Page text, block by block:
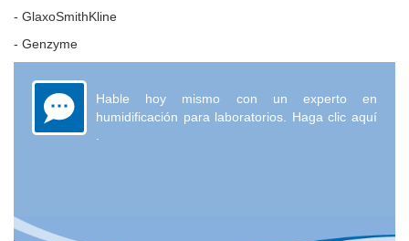
- GlaxoSmithKline
- Genzyme
Hable hoy mismo con un experto en
humidificación para laboratorios. Haga clic aquí